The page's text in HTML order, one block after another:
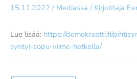
15.11.2022 / Mediassa / Kirjoittaja
Lue lisää: https://demokraatti.fi/
syntyi-sopu-viime-hetkella/